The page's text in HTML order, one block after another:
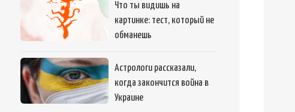
Что ты видишь на
картинке: тест, который не
обманешь
Астрологи рассказали,
когда закончится война в
Украине